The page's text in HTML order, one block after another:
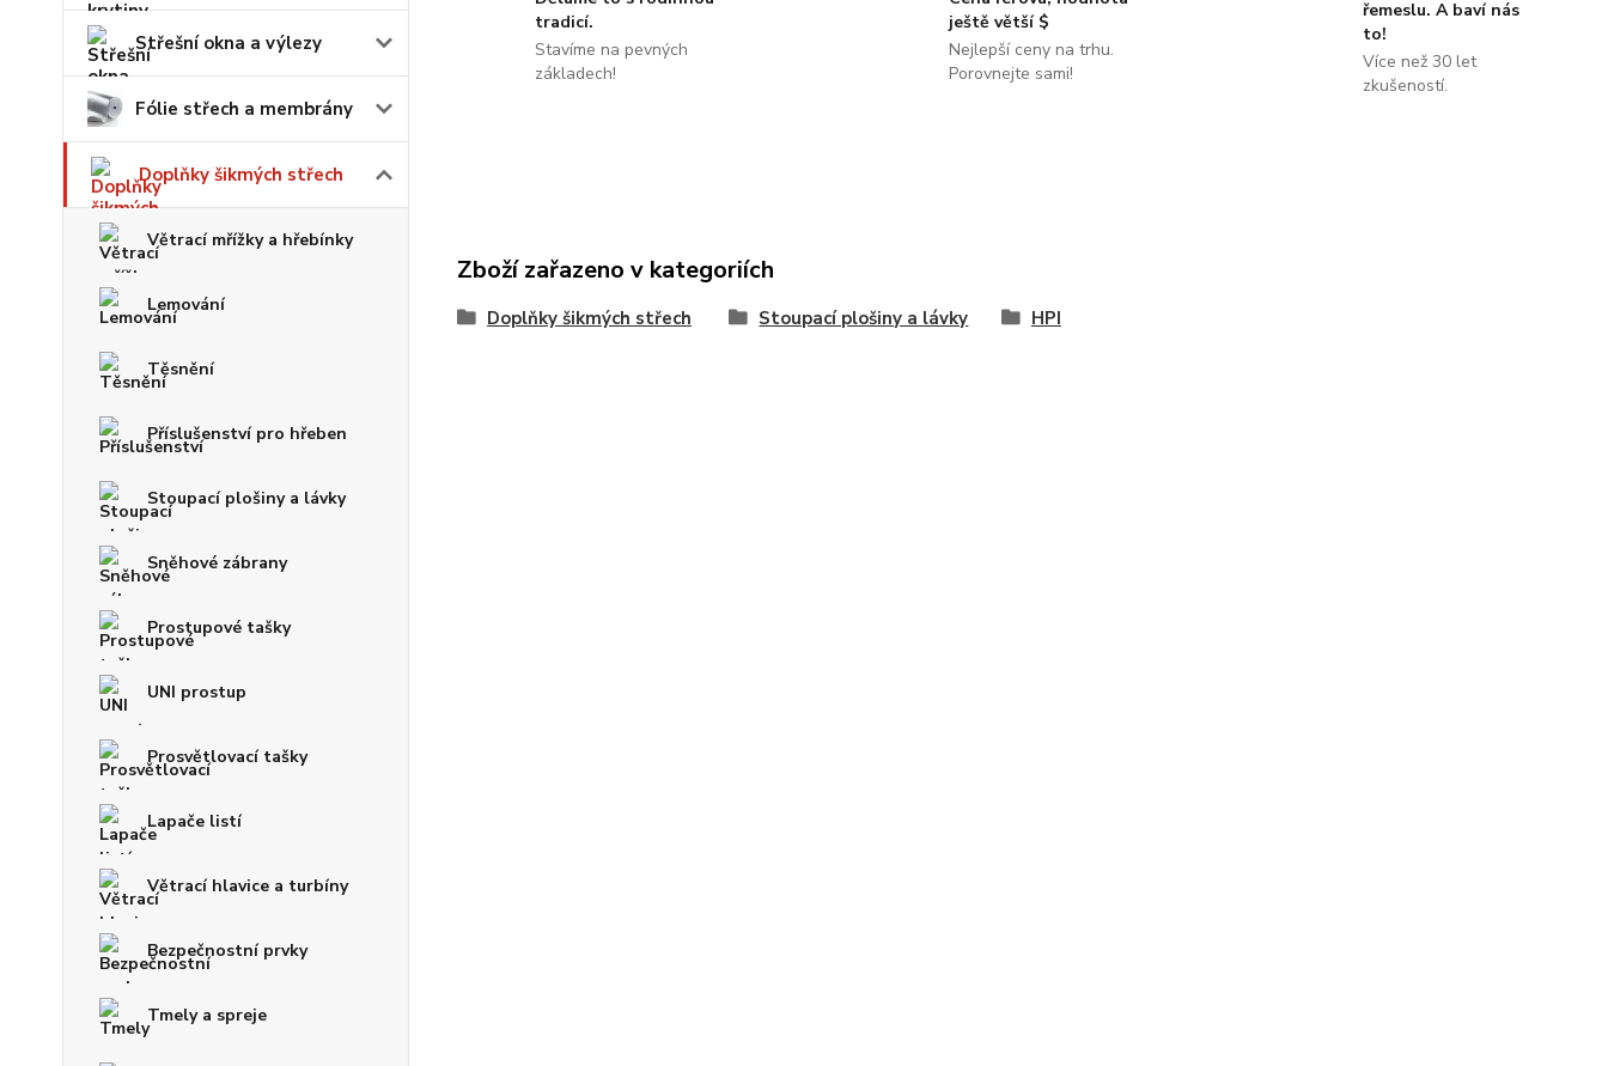
Střešní okna a výlezy
Fólie střech a membrány
Doplňky šikmých střech
Větrací mřížky a hřebínky
Lemování
Těsnění
Příslušenství pro hřeben
Stoupací plošiny a lávky
Sněhové zábrany
Prostupové tašky
UNI prostup
Prosvětlovací tašky
Lapače listí
Větrací hlavice a turbíny
Bezpečnostní prvky
Tmely a spreje
tradicí.
Stavíme na pevných
základech!
ještě větší $
Nejlepší ceny na trhu.
Porovnejte sami!
řemeslu. A baví nás
to!
Více než 30 let
zkušeností.
Zboží zařazeno v kategoriích
Doplňky šikmých střech Stoupací plošiny a lávky HPI